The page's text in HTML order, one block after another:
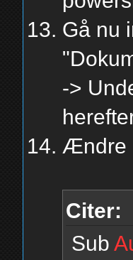
Gå nu
->
Ændre
Citer:
Sub